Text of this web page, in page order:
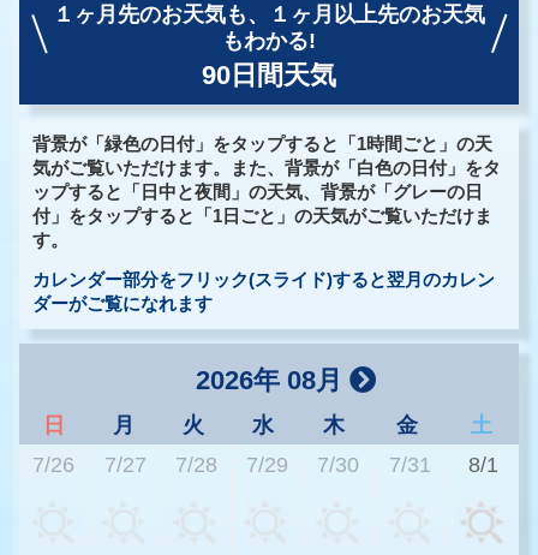
１ヶ月先のお天気も、
１ヶ月以上先のお天気
もわかる!
90日間天気
背景が「緑色の日付」をタップすると「1時間ごと」の天
気がご覧いただけます。また、背景が「白色の日付」をタ
ップすると「日中と夜間」の天気、背景が「グレーの日
付」をタップすると「1日ごと」の天気がご覧いただけま
す。
カレンダー部分をフリック(スライド)すると翌月のカレン
ダーがご覧になれます
2026年 08月
日 月 火 水 木 金
土
7/26
7/27 7/28 7/29 7/30 7/31 8/1